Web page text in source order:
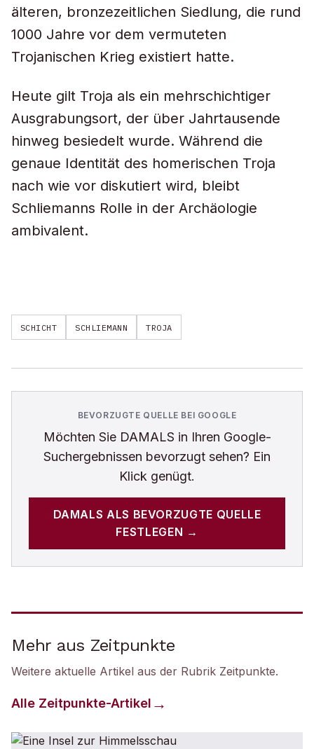
älteren, bronzezeitlichen Siedlung, die rund
1000 Jahre vor dem vermuteten
Trojanischen Krieg existiert hatte.
Heute gilt Troja als ein mehrschichtiger
Ausgrabungsort, der über Jahrtausende
hinweg besiedelt wurde. Während die
genaue Identität des homerischen Troja
nach wie vor diskutiert wird, bleibt
Schliemanns Rolle in der Archäologie
ambivalent.
SCHICHT SCHLIEMANN TROJA
BEVORZUGTE QUELLE BEI GOOGLE
Möchten Sie DAMALS in Ihren Google-
Suchergebnissen bevorzugt sehen? Ein
Klick genügt.
DAMALS ALS BEVORZUGTE QUELLE
FESTLEGEN →
Mehr aus Zeitpunkte
Weitere aktuelle Artikel aus der Rubrik Zeitpunkte.
Alle Zeitpunkte-Artikel